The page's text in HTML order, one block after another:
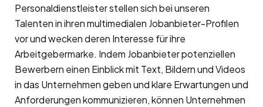
Personaldienstleister stellen sich bei unseren
Talenten in ihren multimedialen Jobanbieter-Profilen
vor und wecken deren Interesse für ihre
Arbeitgebermarke. Indem Jobanbieter potenziellen
Bewerbern einen Einblick mit Text, Bildern und Videos
in das Unternehmen geben und klare Erwartungen und
Anforderungen kommunizieren, können Unternehmen